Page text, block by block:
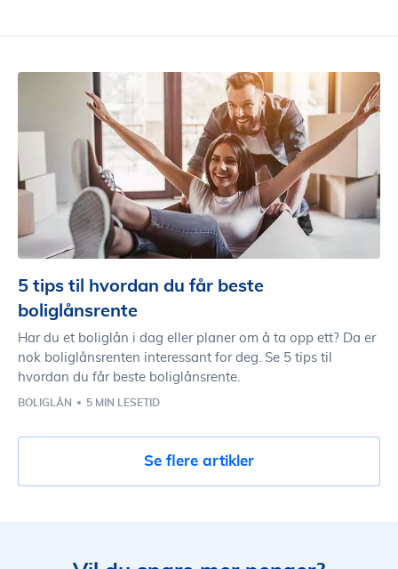
5 tips til hvordan du får beste
boliglånsrente
Har du et boliglån i dag eller planer om å ta opp ett? Da er
nok boliglånsrenten interessant for deg. Se 5 tips til
hvordan du får beste boliglånsrente.
BOLIGLÅN 5 MIN LESETID
Se flere artikler